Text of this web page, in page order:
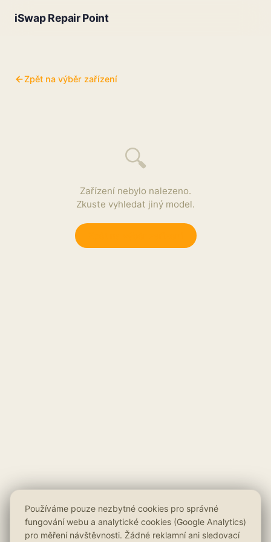
iSwap Repair Point
Zpět na výběr zařízení
🔍
Zařízení nebylo nalezeno.
Zkuste vyhledat jiný model.
Používáme pouze nezbytné cookies pro správné
fungování webu a analytické cookies (Google Analytics)
pro měření návštěvnosti. Žádné reklamní ani sledovací